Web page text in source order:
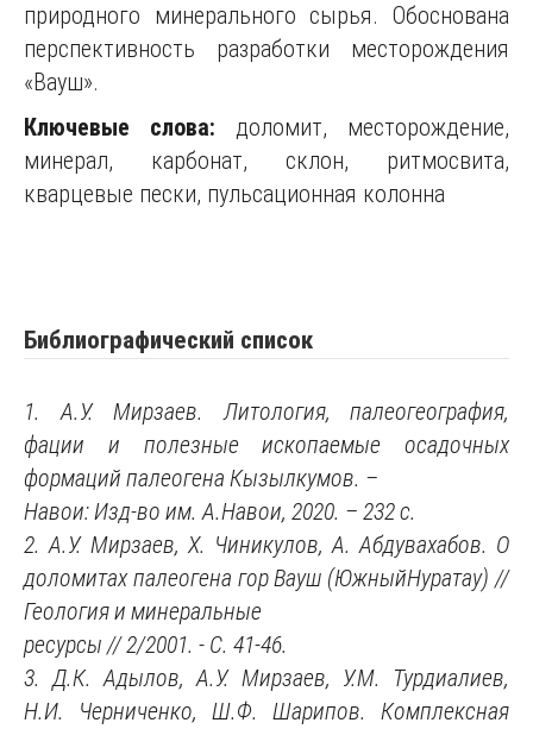
природного минерального сырья. Обоснована
перспективность разработки месторождения
«Вауш».
Ключевые слова: доломит, месторождение,
минерал, карбонат, склон, ритмосвита,
кварцевые пески, пульсационная колонна
Библиографический список
1. А.У. Мирзаев. Литология, палеогеография,
фации и полезные ископаемые осадочных
формаций палеогена Кызылкумов. –
Навои: Изд-во им. А.Навои, 2020. – 232 с.
2. А.У. Мирзаев, Х. Чиникулов, А. Абдувахабов. О
доломитах палеогена гор Вауш (ЮжныйНуратау) //
Геология и минеральные
ресурсы // 2/2001. - С. 41-46.
3. Д.К. Адылов, А.У. Мирзаев, У.М. Турдиалиев,
Н.И. Черниченко, Ш.Ф. Шарипов. Комплексная